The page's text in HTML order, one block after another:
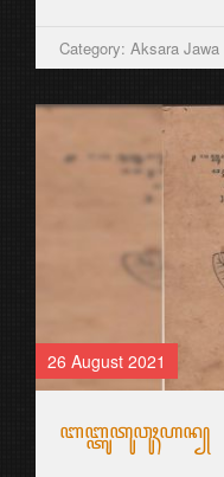
Category: Aksara Jawa
26 August 2021
ꦧꦧ꧀ꦠꦸꦠꦸꦮꦸꦃꦲꦤ꧀